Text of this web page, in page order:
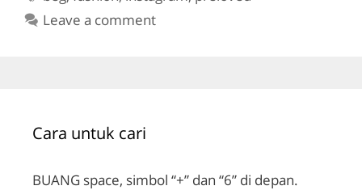
Leave a comment
Cara untuk cari
BUANG space, simbol “+” dan “6” di depan.